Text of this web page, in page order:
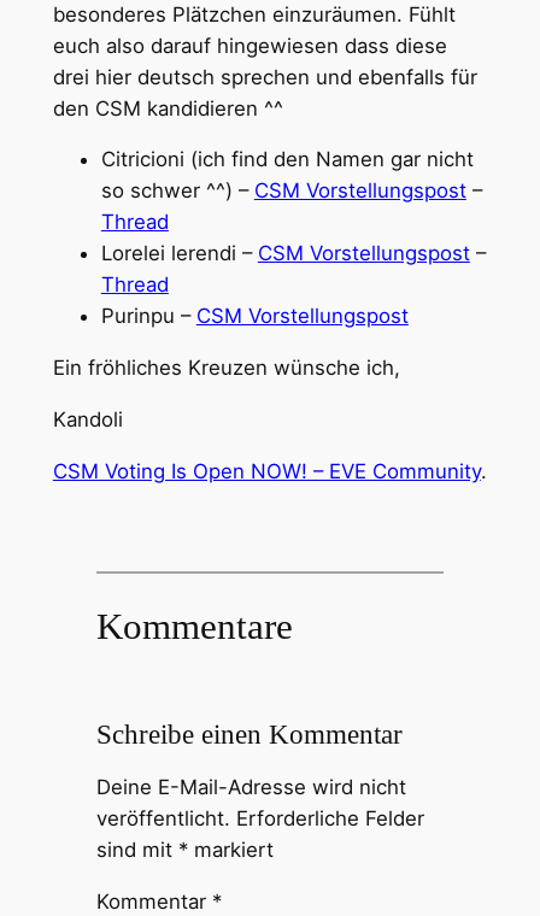
besonderes Plätzchen einzuräumen. Fühlt
euch also darauf hingewiesen dass diese
drei hier deutsch sprechen und ebenfalls für
den CSM kandidieren ^^
Citricioni (ich find den Namen gar nicht
so schwer ^^) – CSM Vorstellungspost–
Thread
Lorelei lerendi – CSM Vorstellungspost–
Thread
Purinpu – CSM Vorstellungspost
Ein fröhliches Kreuzen wünsche ich,
Kandoli
CSM Voting Is Open NOW! – EVE Community.
Kommentare
Schreibe einen Kommentar
Deine E-Mail-Adresse wird nicht
veröffentlicht. Erforderliche Felder
sind mit *markiert
Kommentar *